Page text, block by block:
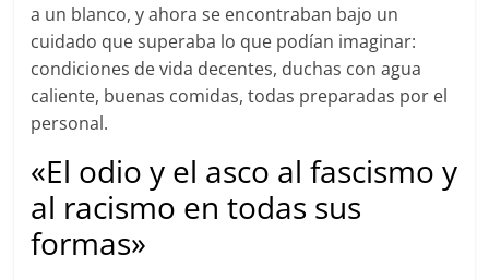
a un blanco, y ahora se encontraban bajo un
cuidado que superaba lo que podían imaginar:
condiciones de vida decentes, duchas con agua
caliente, buenas comidas, todas preparadas por el
personal.
«El odio y el asco al fascismo y
al racismo en todas sus
formas»